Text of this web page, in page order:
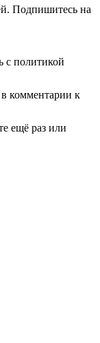
Подпишитесь на
с политикой
комментарии к
ещё раз или